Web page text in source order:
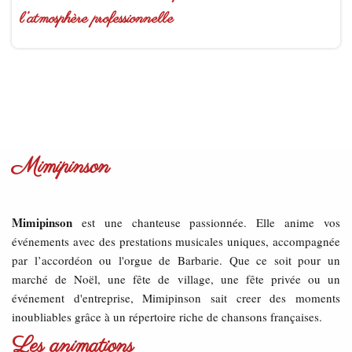
l’atmosphère professionnelle
Mimipinson
Mimipinson est une chanteuse passionnée. Elle anime vos
événements avec des prestations musicales uniques, accompagnée
par l’accordéon ou l'orgue de Barbarie. Que ce soit pour un
marché de Noël, une fête de village, une fête privée ou un
événement d'entreprise, Mimipinson sait creer des moments
inoubliables grâce à un répertoire riche de chansons françaises.